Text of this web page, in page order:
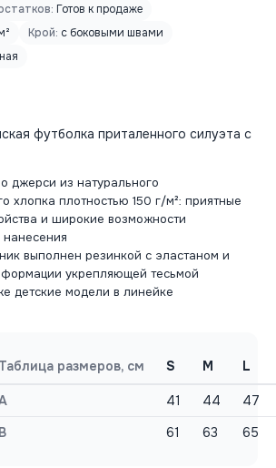
Готов к продаже
Крой: с боковыми швами
футболка приталенного силуэта с
джерси из натурального
хлопка плотностью 150 г/м²: приятные
и широкие возможности
нанесения
выполнен резинкой с эластаном и
укрепляющей тесьмой
детские модели в линейке
Таблица размеров, см S M L
41 44
47
B
61 63 65